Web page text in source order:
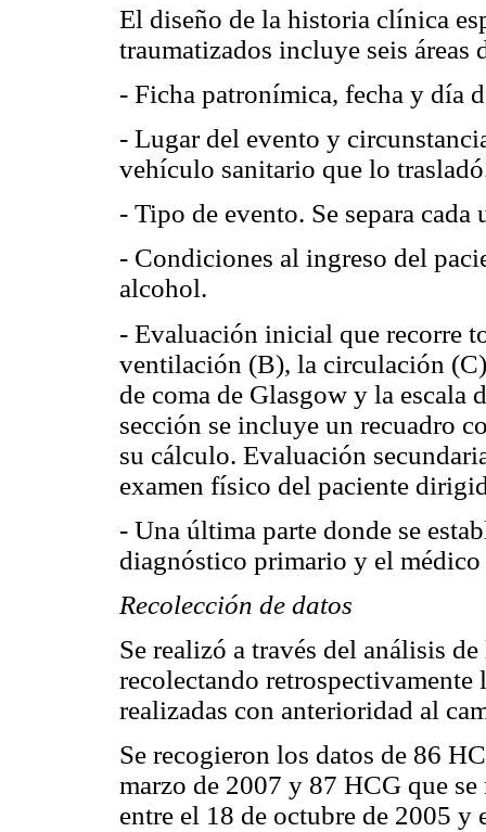
El diseño de la historia clínica
traumatizados incluye seis áreas
- Ficha patronímica, fecha y día
- Lugar del evento y
vehículo sanitario que lo
- Tipo de evento. Se separa
- Condiciones al ingreso del
alcohol.
- Evaluación inicial que recorre
ventilación (B), la circulación
de coma de Glasgow y la escala
sección se incluye un recuadro
su cálculo. Evaluación
examen físico del paciente
- Una última parte donde se
diagnóstico primario y el médico
Recolección de datos
Se realizó a través del análisis
recolectando
realizadas con anterioridad al
Se recogieron los datos de 86
marzo de 2007 y 87 HCG que
entre el 18 de octubre de 2005